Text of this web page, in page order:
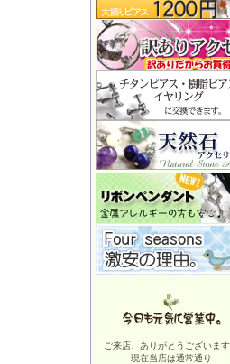
ご来店、ありがとうございます
現在当店は通常通り